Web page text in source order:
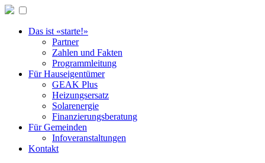
Das ist «starte!»
Partner
Zahlen und Fakten
Programmleitung
Für Hauseigentümer
GEAK Plus
Heizungsersatz
Solarenergie
Finanzierungsberatung
Für Gemeinden
Infoveranstaltungen
Kontakt